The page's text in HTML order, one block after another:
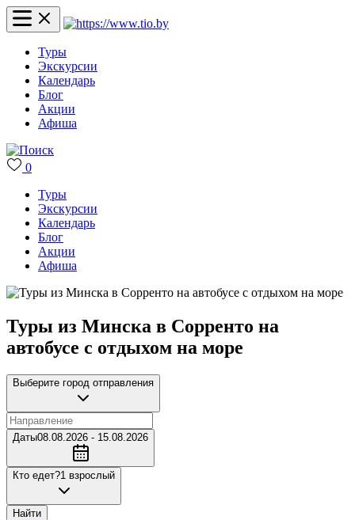
Туры
Экскурсии
Календарь
Блог
Акции
Афиша
0
Туры
Экскурсии
Календарь
Блог
Акции
Афиша
Туры из Минска в Сорренто на
автобусе с отдыхом на море
Выберите город отправления
Даты08.08.2026 - 15.08.2026
Кто едет?1 взрослый
Найти